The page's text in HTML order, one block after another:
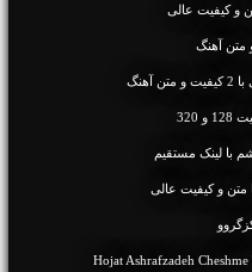
و کیفیت عالی
با لینک مستقیم
متن و کیفیت عالی